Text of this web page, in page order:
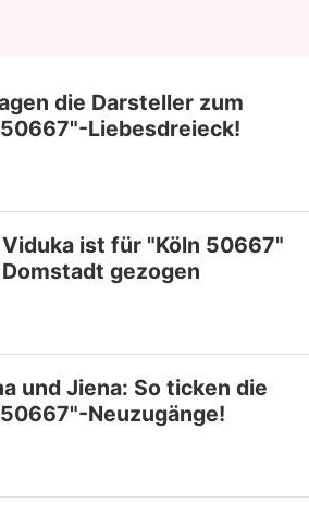
die Darsteller zum
Liebesdreieck!
ist für "Köln 50667"
gezogen
und Jiena: So ticken die
Neuzugänge!